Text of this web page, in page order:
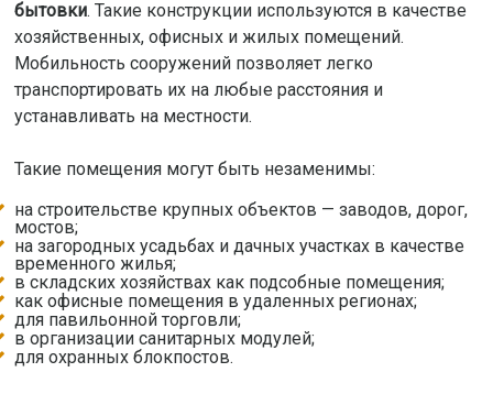
бытовки. Такие конструкции используются в качестве
хозяйственных, офисных и жилых помещений.
Мобильность сооружений позволяет легко
транспортировать их на любые расстояния и
устанавливать на местности.
Такие помещения могут быть незаменимы:
на строительстве крупных объектов — заводов, дорог,
мостов;
на загородных усадьбах и дачных участках в качестве
временного жилья;
в складских хозяйствах как подсобные помещения;
как офисные помещения в удаленных регионах;
для павильонной торговли;
в организации санитарных модулей;
для охранных блокпостов.